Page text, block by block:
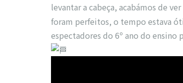
levantar a cabeça, acabámos de
foram perfeitos, o tempo estava
espectadores do 6º ano do